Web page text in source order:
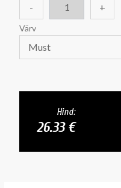
- +
Värv
Must
Hind:
26.33 €